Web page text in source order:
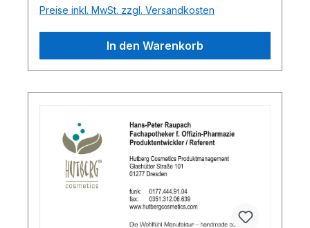
Preise inkl. MwSt. zzgl. Versandkosten
In den Warenkorb